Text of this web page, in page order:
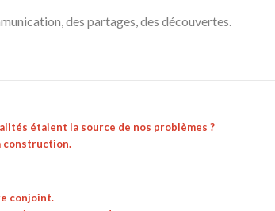
des partages, des découvertes.
étaient la source de nos problèmes ?
construction.
conjoint.